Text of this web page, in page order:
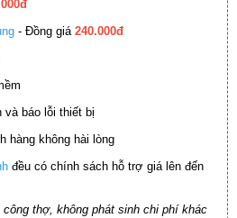
- Đồng giá 240.000đ
và báo lỗi thiết bị
hàng không hài lòng
đều có chính sách hỗ trợ giá lên đến
công thợ, không phát sinh chi phí khác